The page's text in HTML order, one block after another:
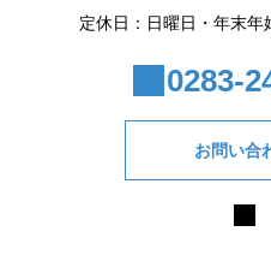
定休日：日曜日・年末年
0283-
お問い合